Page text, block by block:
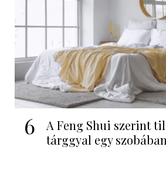
6
A Feng Shui szerint
tárggyal egy